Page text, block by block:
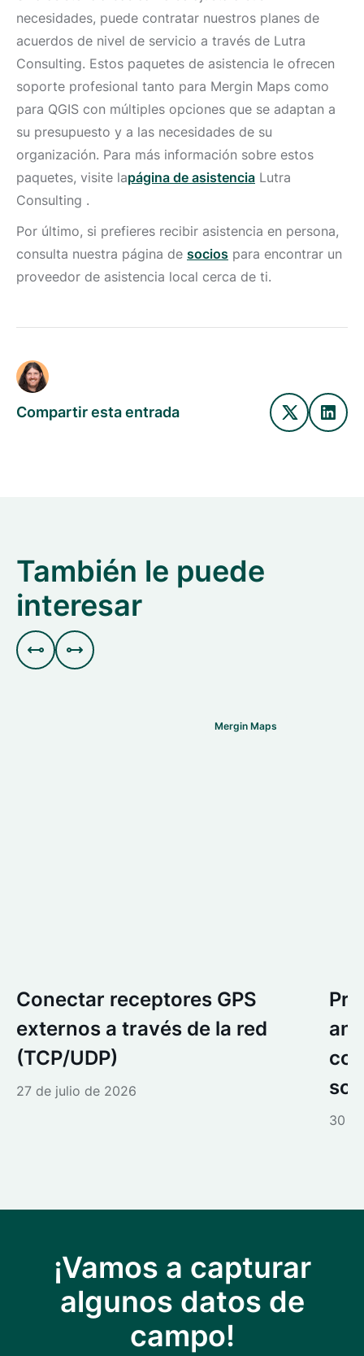
necesidades, puede contratar nuestros planes de
acuerdos de nivel de servicio a través de Lutra
Consulting. Estos paquetes de asistencia le ofrecen
soporte profesional tanto para Mergin Maps como
para QGIS con múltiples opciones que se adaptan a
su presupuesto y a las necesidades de su
organización. Para más información sobre estos
paquetes, visite lapágina de asistencia Lutra
Consulting .
Por último, si prefieres recibir asistencia en persona,
consulta nuestra página de socios para encontrar un
proveedor de asistencia local cerca de ti.
Compartir esta entrada
También le puede
interesar
 
Mergin Maps
Conectar receptores GPS
externos a través de la red
(TCP/UDP)
27 de julio de 2026
30
¡Vamos a capturar
algunos datos de
campo!